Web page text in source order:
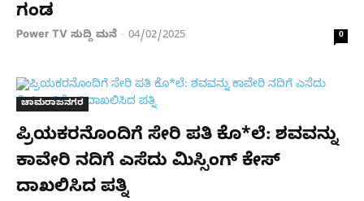
ಗಂಡ
Power TV ಸುದ್ದಿ ಮನೆ - 04/02/2025 0
ಚಾಮರಾಜನಗರ
ಪ್ರಿಯಕರನೊಂದಿಗೆ ಸೇರಿ ಪತಿ ಕೊ*ಲೆ: ಶವವನ್ನು
ಕಾವೇರಿ ನದಿಗೆ ಎಸೆದು ಮಿಸ್ಸಿಂಗ್ ಕೇಸ್​
ದಾಖಲಿಸಿದ ಪತ್ನಿ